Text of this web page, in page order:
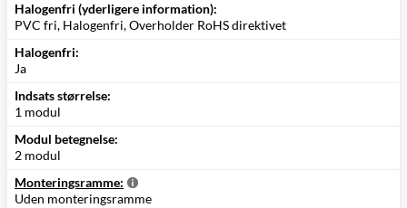
Halogenfri (yderligere information):
PVC fri, Halogenfri, Overholder RoHS direktivet
Halogenfri:
Ja
Indsats størrelse:
1 modul
Modul betegnelse:
2 modul
Monteringsramme:
Uden monteringsramme